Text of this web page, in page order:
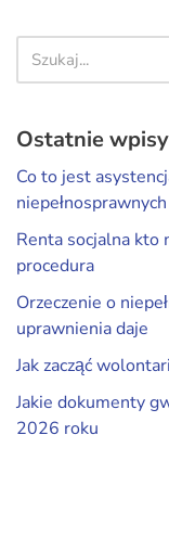
Ostatnie wpisy
Co to jest
niepełnosprawnych
Renta socjalna kto
procedura
Orzeczenie o
uprawnienia daje
Jak zacząć
Jakie dokumenty
2026 roku